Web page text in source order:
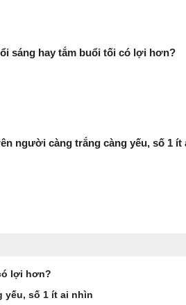
sáng hay tắm buổi tối có lợi hơn?
người càng trắng càng yếu, số 1 ít
lợi hơn?
yếu, số 1 ít ai nhìn